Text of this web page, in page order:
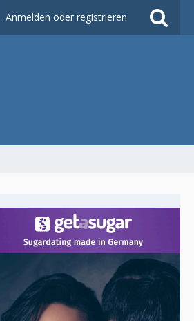
Anmelden oder registrieren